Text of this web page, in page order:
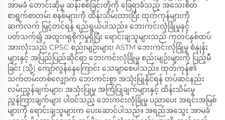
အာမခံ တောင်းဆိုမှု ဆန်းစစ်ခြင်းတို့ကို ခြေရာခံသည့် အသေးစိတ်
စာရွက်စာတမ်း စနစ်များကို ထိန်းသိမ်းထားပြီး ထုတ်ကုန်များကို
ဆက်လက် မြှင့်တင်ရန် ရည်ရွယ်ပါသည်။ ဘေးကင်းလုံခြုံမှုနှင့်
ပတ်သက်၍ အထူးဂရုစိုက်မှုရှိပြီး ရောင်းချသူများသည် ကုတင်နှစ်ထပ်
အားလုံးသည် CPSC စည်းမျဉ်းများ၊ ASTM ဘေးကင်းလုံခြုံမှု စံနှုန်း
များနှင့် အပြည်ပြည်ဆိုင်ရာ ဘေးကင်းလုံခြုံမှု စည်းမျဉ်းများကို ပြည့်မီ
ခြင်း (သို့) ကျော်လွန်နေကြောင်း သေချာစေပါသည်။ ထုတ်ကုန်၏
သက်တမ်းတစ်လျှောက် ဘေးကင်းစွာ အသုံးပြုနိုင်ရန် တပ်ဆင်နည်း
လမ်းညွှန်ချက်များ၊ အသုံးပြုမှု အကြံပြုချက်များနှင့် ထိန်းသိမ်းမှု
ညွှန်ကြားချက်များ ပါဝင်သည့် ဘေးကင်းလုံခြုံမှု ပညာပေး အရင်းအမြစ်
များကို ရောင်းချသူများက ပေးဆောင်ပါသည်။ အရည်အသွေး အာမခံ